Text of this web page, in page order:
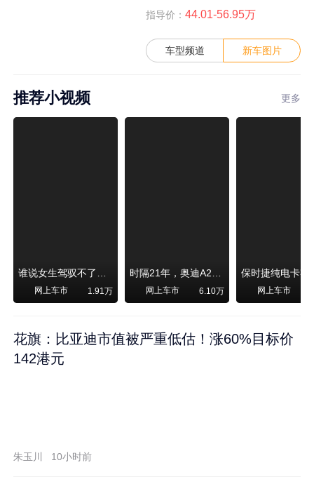
指导价： 44.01-56.95万
车型频道 新车图片
推荐小视频 更多
谁说女生驾驭不了大SUV？看我开问界M6驰骋坝上草原！
网上车市 1.91万
时隔21年，奥迪A2强势归来！
网上车市 6.10万 网上车市
花旗：比亚迪市值被严重低估！涨60%目标价
142港元
朱玉川 10小时前